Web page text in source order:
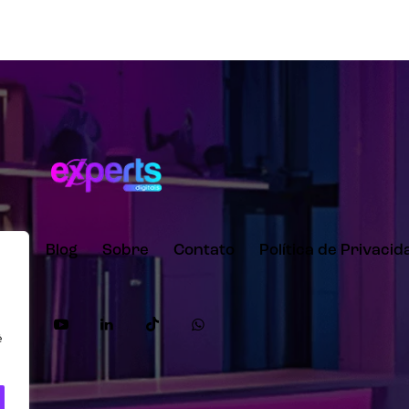
Blog Sobre Contato Política de